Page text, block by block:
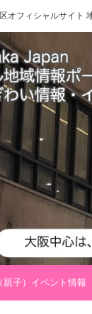
オフィシャルサイト
親子）イベント情報